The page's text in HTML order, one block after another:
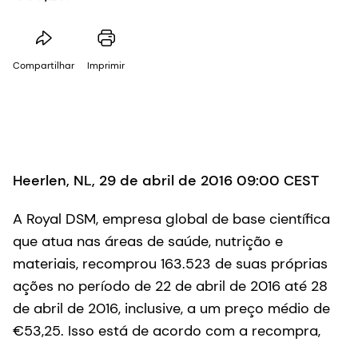
Compartilhar Imprimir
Heerlen, NL, 29 de abril de 2016 09:00 CEST
A Royal DSM, empresa global de base científica
que atua nas áreas de saúde, nutrição e
materiais, recomprou 163.523 de suas próprias
ações no período de 22 de abril de 2016 até 28
de abril de 2016, inclusive, a um preço médio de
€53,25. Isso está de acordo com a recompra,